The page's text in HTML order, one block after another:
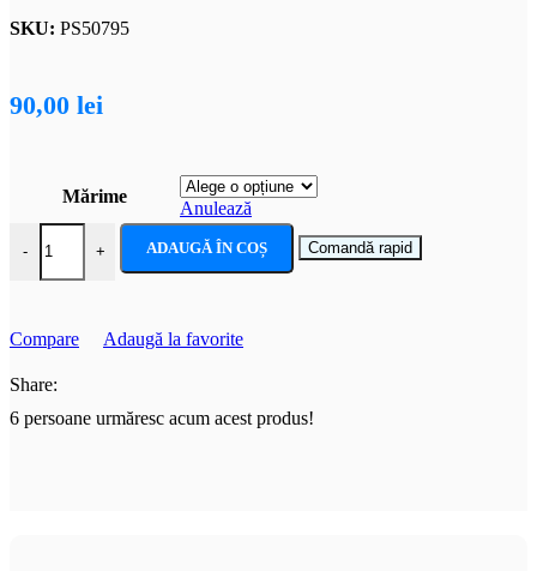
SKU: PS50795
90,00 lei
Mărime
Anulează
-
Cantitate Costum Halloween copii Dovlecica cu minipalarie
+ ADAUGĂ ÎN COȘ Comandă rapid
Compare Adaugă la favorite
Share:
6 persoane urmăresc acum acest produs!